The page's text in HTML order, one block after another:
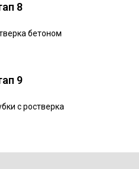
8
бетоном
9
с ростверка